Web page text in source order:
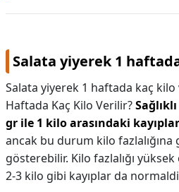
ALANLARI
HAMİLELİK
KAPLICALAR
İLETİŞİM
Salata yiyerek 1
Salata yiyerek 1 haftada kaç kilo
Haftada Kaç Kilo Verilir?
gr ile 1 kilo arasındaki
ancak bu durum kilo
gösterebilir. Kilo fazlalığı
2-3 kilo gibi kayıplar da